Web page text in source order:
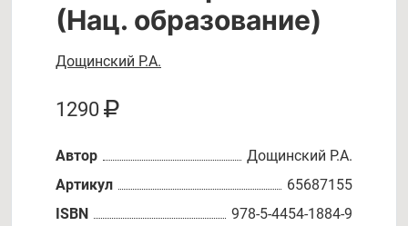
(Нац. образование)
Дощинский Р.А.
1290
Автор
Дощинский Р.А.
Артикул
65687155
ISBN
978-5-4454-1884-9